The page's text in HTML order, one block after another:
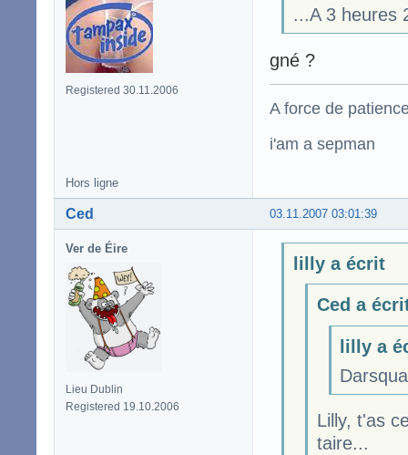
Registered 30.11.2006
...A 3 heures
gné ?
A force de
i'am a sepman
Hors ligne
03.11.2007 03:01:39
Ced
Ver de Éire
Lieu Dublin
Registered 19.10.2006
lilly a écrit
Ced a
lilly a
Lilly, t'as
taire...